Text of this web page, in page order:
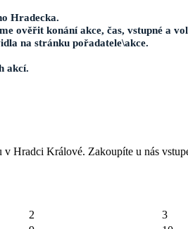
Hradecka.
ověřit konání akce, čas, vstupné a
na stránku pořadatele\akce.
akcí.
Hradci Králové. Zakoupíte u nás
2 3